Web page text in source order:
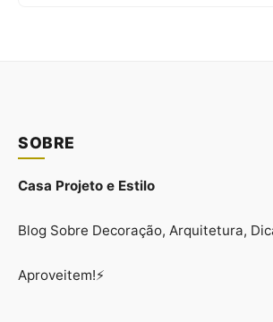
SOBRE
Casa Projeto e Estilo
Blog Sobre Decoração, Arquitetura,
Aproveitem!⚡